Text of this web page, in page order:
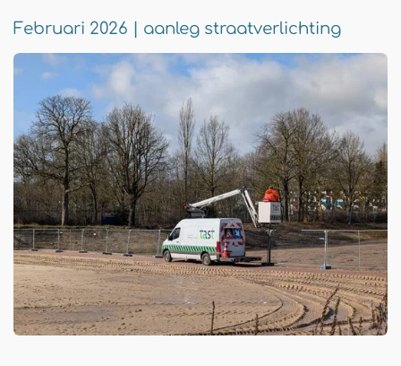
Februari 2026 | aanleg straatverlichting